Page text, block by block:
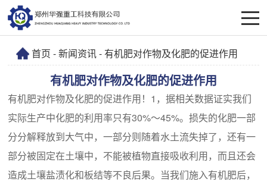
首页 -新闻资讯- 有机肥对作物及化肥的促进作用
有机肥对作物及化肥的促进作用
有机肥对作物及化肥的促进作用！1，据相关数据证实我们
实际生产中化肥的利用率只有30%～45%。损失的化肥一部
分分解释放到大气中，一部分则随着水土流失掉了，还有一
部分被固定在土壤中，不能被植物直接吸收利用，而且还会
造成土壤盐渍化和板结等不良后果。当我们施入有机肥后，